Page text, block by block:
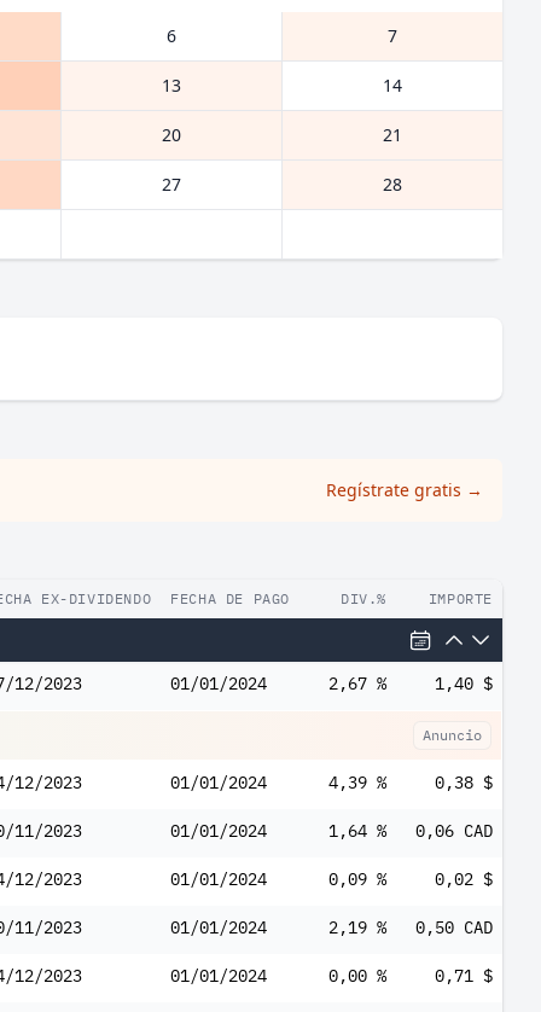
6 7
13 14
20 21
27 28
Regístrate gratis →
EX-DIVIDENDO FECHA DE PAGO DIV.% IMPORTE
12/2023 01/01/2024 2,67 % 1,40 $
Anuncio
12/2023 01/01/2024 4,39 % 0,38 $
11/2023 01/01/2024 1,64 % 0,06 CAD
12/2023 01/01/2024 0,09 % 0,02 $
11/2023 01/01/2024 2,19 % 0,50 CAD
12/2023 01/01/2024 0,00 % 0,71 $